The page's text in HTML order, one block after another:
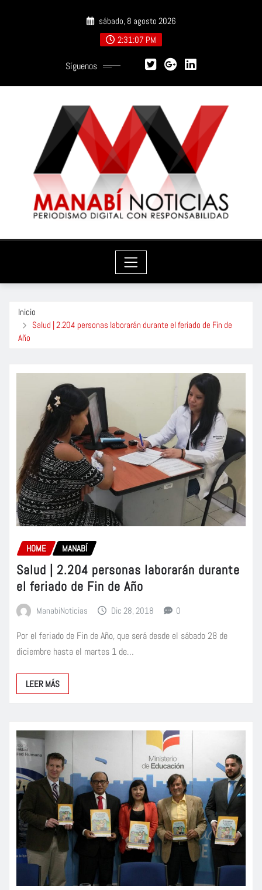
sábado, 8 agosto 2026
2:31:08 PM
Síguenos
Inicio
Salud | 2.204 personas laborarán durante el feriado de Fin de
Año
HOME MANABÍ
Salud | 2.204 personas laborarán durante
el feriado de Fin de Año
ManabiNoticias Dic 28, 2018 0
Por el feriado de Fin de Año, que será desde el sábado 28 de
diciembre hasta el martes 1 de…
LEER MÁS